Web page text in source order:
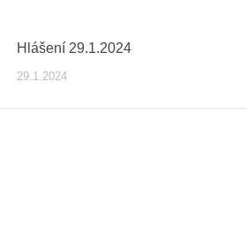
Hlášení 29.1.2024
29.1.2024